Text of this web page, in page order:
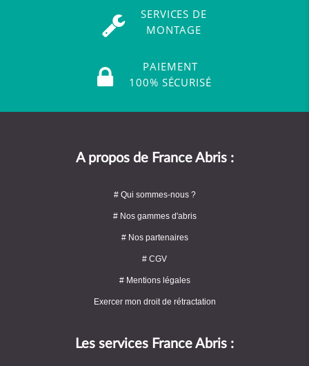
SERVICES DE
MONTAGE
PAIEMENT
100% SÉCURISÉ
A propos de France Abris :
# Qui sommes-nous ?
# Nos gammes d'abris
# Nos partenaires
# CGV
# Mentions légales
Exercer mon droit de rétractation
Les services France Abris :